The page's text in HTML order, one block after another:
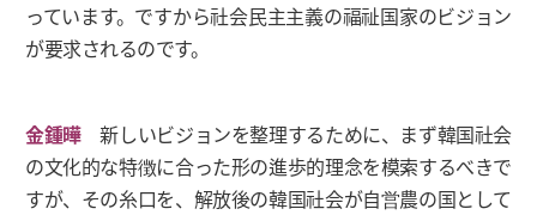
っています。ですから社会民主主義の福祉国家のビジョン
が要求されるのです。
金鍾曄新しいビジョンを整理するために、まず韓国社会
の文化的な特徴に合った形の進歩的理念を模索するべきで
すが、その糸口を、解放後の韓国社会が自営農の国として